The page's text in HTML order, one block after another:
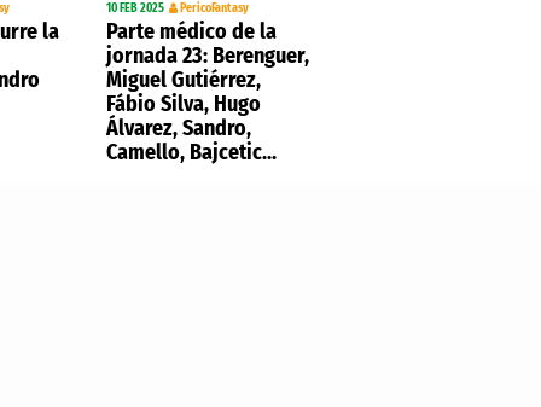
la
10 FEB 2025 PericoFantasy
Parte médico de la
jornada 23: Berenguer,
Miguel Gutiérrez,
Fábio Silva, Hugo
Álvarez, Sandro,
Camello, Bajcetic...